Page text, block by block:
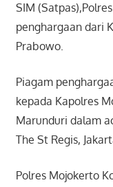
SIM
penghargaan dari
Prabowo.
Piagam
kepada Kapolres
Marunduri dalam
The St Regis,
Polres Mojokerto